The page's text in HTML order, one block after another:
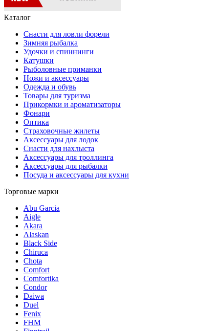
Каталог
Снасти для ловли форели
Зимняя рыбалка
Удочки и спиннинги
Катушки
Рыболовные приманки
Ножи и аксессуары
Одежда и обувь
Товары для туризма
Прикормки и ароматизаторы
Фонари
Оптика
Страховочные жилеты
Аксессуары для лодок
Снасти для нахлыста
Аксессуары для троллинга
Аксессуары для рыбалки
Посуда и аксессуары для кухни
Торговые марки
Abu Garcia
Aigle
Akara
Alaskan
Black Side
Chiruca
Chota
Comfort
Comfortika
Condor
Daiwa
Duel
Fenix
FHM